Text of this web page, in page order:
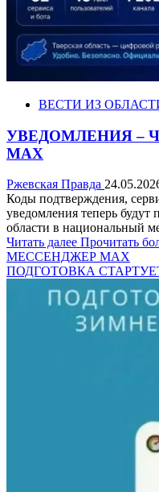
ВЕСТИ ИЗ
УВЕДОМЛЕНИЯ –
МАХ
Ржевская Правда
Коды подтверждения,
уведомления теперь будут
области в национальный
Читать далее Прочитать
МЕССЕНДЖЕР МАХ
ПОДГОТОВКА